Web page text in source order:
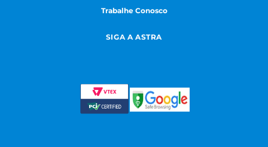
Trabalhe Conosco
SIGA A ASTRA